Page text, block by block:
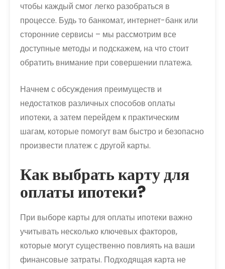
чтобы каждый смог легко разобраться в
процессе. Будь то банкомат, интернет-банк или
сторонние сервисы – мы рассмотрим все
доступные методы и подскажем, на что стоит
обратить внимание при совершении платежа.
Начнем с обсуждения преимуществ и
недостатков различных способов оплаты
ипотеки, а затем перейдем к практическим
шагам, которые помогут вам быстро и безопасно
произвести платеж с другой карты.
Как выбрать карту для
оплаты ипотеки?
При выборе карты для оплаты ипотеки важно
учитывать несколько ключевых факторов,
которые могут существенно повлиять на ваши
финансовые затраты. Подходящая карта не